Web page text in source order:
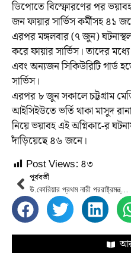
ডিপোতে বিস্ফোরণের পর
জন ফায়ার সার্ভিস কর্মীসহ ৪১
এরপর মঙ্গলবার (৭ জুন)
করে ফায়ার সার্ভিস। তাদের
এবং অন্যজন সিকিউরিটি গার্ড
সার্ভিস।
এরপর ৮ জুন সকালে চট্টগ্রাম
আইসিইউতে ভর্তি থাকা মাসুদ
নিয়ে ভয়াবহ এই অগ্নিকা-ের
দাঁড়িয়েছে ৪৬ জনে।
Post Views: ৪৩
পূর্ববর্তী
উ.কোরিয়ার প্রথম নারী পররাষ্ট্রমন্ত্রী চোয়ি সন-হুই